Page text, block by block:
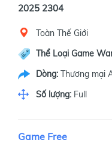
2025 2304
Toàn Thế Giới
Thể Loại Game
Dòng: Thương mại
Số lượng: Full
Game Free